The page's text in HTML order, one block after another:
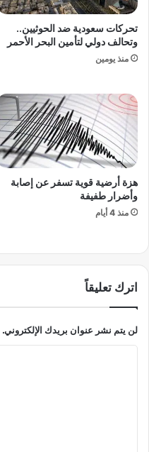
ف
ا
ل
ح
ي
ب
ق
"
و
س
ب
"
تحركات سعودية ضد الحوثيين..
وتحالف دولي لتأمين البحر الأحمر
منذ يومين
هزة أرضية قوية تسفر عن إصابة
وأضرار طفيفة
منذ 4 أيام
اترك تعليقاً
لن يتم نشر عنوان بريدك الإلكتروني.